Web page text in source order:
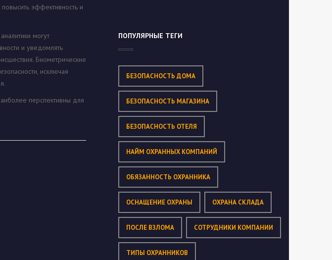
эффективность и
могут
и уведомлять
Биометрические
исключая
перспективны для
ПОПУЛЯРНЫЕ ТЕГИ
БЕЗОПАСНОСТЬ ДОМА
БЕЗОПАСНОСТЬ МАГАЗИНА
БЕЗОПАСНОСТЬ ОТЕЛЯ
НАЙМ ОХРАННЫХ КОМПАНИЙ
ОБЯЗАННОСТЬ ОХРАННИКА
ОСНАЩЕНИЕ ОХРАНЫ ОХРАНА СКЛАДА
ПОСЛЕ ВЗЛОМА СОТРУДНИКИ КОМПАНИИ
ТИПЫ ОХРАННИКОВ